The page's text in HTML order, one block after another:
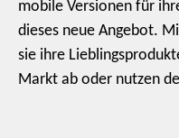
mobile Versionen für
dieses neue Angebot.
sie ihre
Markt ab oder nutzen